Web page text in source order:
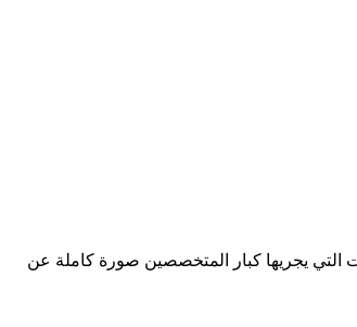
التي يجريها كبار المتخصصين صورة كاملة عن